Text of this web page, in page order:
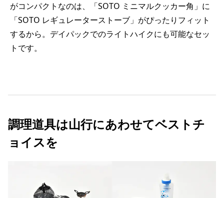
がコンパクトなのは、「SOTO ミニマルクッカー角」に
「SOTO レギュレーターストーブ」がぴったりフィット
するから。デイパックでのライトハイクにも可能なセッ
トです。
調理道具は山行にあわせてベストチ
ョイスを